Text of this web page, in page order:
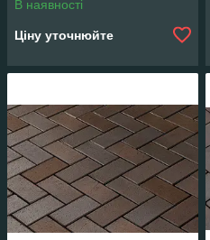
В наявності
Ціну уточнюйте